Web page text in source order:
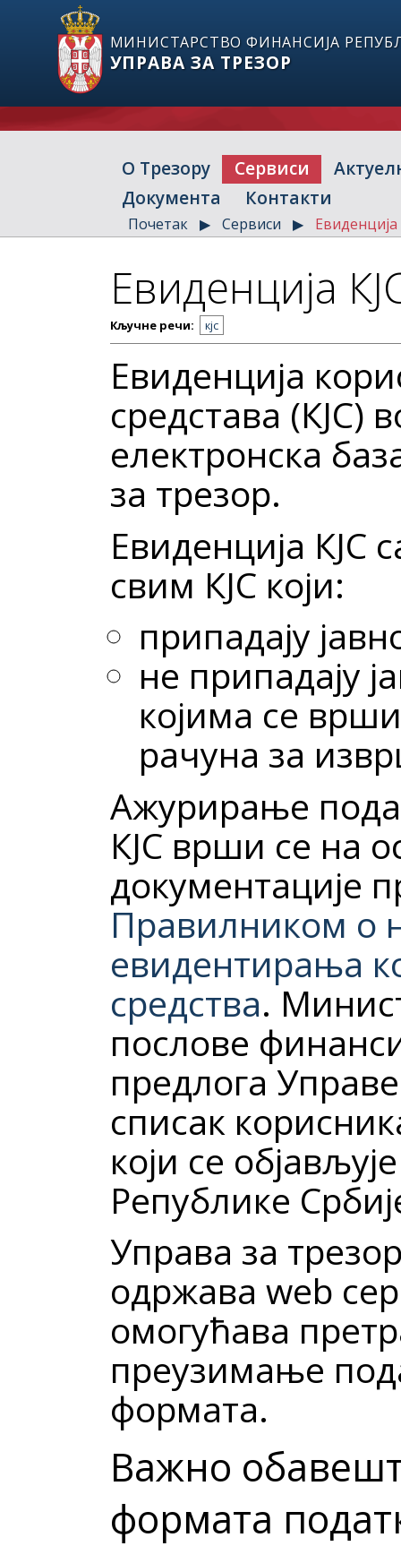
МИНИСТАРСТВО ФИНАНСИЈА
УПРАВА ЗА ТРЕЗОР
О Трезору Сервиси
Документа
Контакти
Почетак Сервиси Евиденција
Евиденција
Кључне речи: кјс
Евиденција
средстава (КЈС)
електронска
за трезор.
Евиденција КЈС
свим КЈС који:
припадају
не припадају
којима се
рачуна за
Ажурирање
КЈС врши се на
документације
Правилником о
евидентирања
средства.
послове
предлога
списак
који се
Републике
Управа за
одржава web
омогућава
преузимање
формата.
Важно
формата